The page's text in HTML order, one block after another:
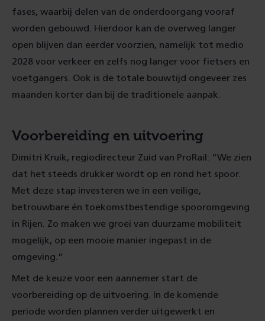
fases, waarbij delen van de onderdoorgang vooraf
worden gebouwd. Hierdoor kan de overweg langer
open blijven dan eerder voorzien, namelijk tot medio
2028 voor verkeer en zelfs nog langer voor fietsers en
voetgangers. Ook is de totale bouwtijd ongeveer zes
maanden korter dan bij de traditionele aanpak.
Voorbereiding en uitvoering
Dimitri Kruik, regiodirecteur Zuid van ProRail: “We zien
dat het steeds drukker wordt op en rond het spoor.
Met deze stap investeren we in een veilige,
betrouwbare én toekomstbestendige spooromgeving
in Rijen. Zo maken we groei van duurzame mobiliteit
mogelijk, op een mooie manier ingepast in de
omgeving.”
Met de keuze voor een aannemer start de
voorbereiding op de uitvoering. In de komende
periode worden plannen verder uitgewerkt en